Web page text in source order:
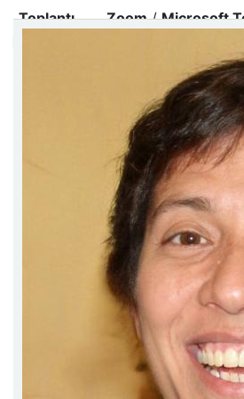
Toplantı
Zoom/Microsoft